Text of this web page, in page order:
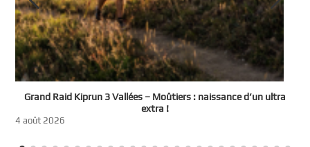
Grand Raid Kiprun 3 Vallées – Moûtiers : naissance d’un ultra
extra !
4 août 2026